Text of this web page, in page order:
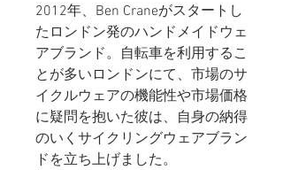
2012年、Ben Craneがスタートし
たロンドン発のハンドメイドウェ
アブランド。自転車を利用するこ
とが多いロンドンにて、市場のサ
イクルウェアの機能性や市場価格
に疑問を抱いた彼は、自身の納得
のいくサイクリングウェアブラン
ドを立ち上げました。